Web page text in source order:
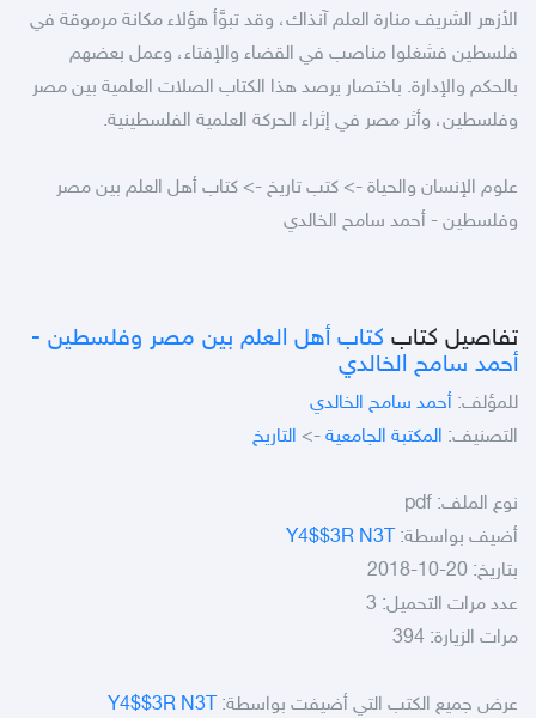
الأزهر الشريف منارة العلم آنذاك، وقد تبوَّأ هؤلاء مكانة مرموقة في
فلسطين فشغلوا مناصب في القضاء والإفتاء، وعمل بعضهم
بالحكم والإدارة. باختصار يرصد هذا الكتاب الصلات العلمية بين مصر
وفلسطين، وأثر مصر في إثراء الحركة العلمية الفلسطينية.
علوم الإنسان والحياة -> كتب تاريخ -> كتاب أهل العلم بين مصر
وفلسطين - أحمد سامح الخالدي
تفاصيل كتاب كتاب أهل العلم بين مصر وفلسطين -
أحمد سامح الخالدي
للمؤلف: أحمد سامح الخالدي
التصنيف: المكتبة الجامعية -> التاريخ
نوع الملف: pdf
أضيف بواسطة: Y4$$3R N3T
بتاريخ: 20-10-2018
عدد مرات التحميل: 3
مرات الزيارة: 394
عرض جميع الكتب التي أضيفت بواسطة: Y4$$3R N3T